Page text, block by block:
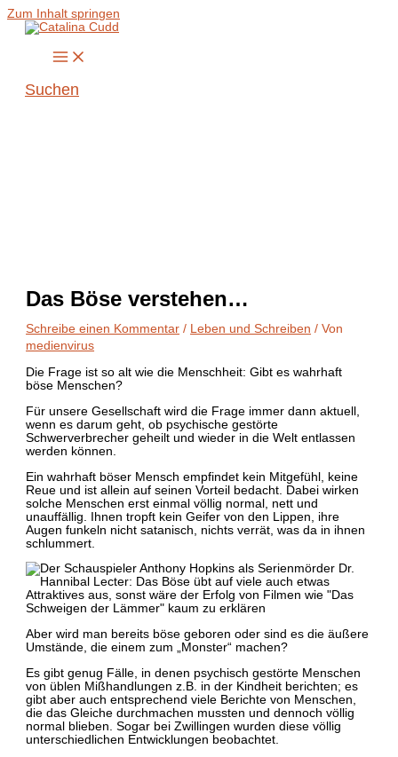
Zum Inhalt springen
Suchen
Das Böse verstehen…
Schreibe einen Kommentar / Leben und Schreiben / Von
medienvirus
Die Frage ist so alt wie die Menschheit: Gibt es wahrhaft
böse Menschen?
Für unsere Gesellschaft wird die Frage immer dann aktuell,
wenn es darum geht, ob psychische gestörte
Schwerverbrecher geheilt und wieder in die Welt entlassen
werden können.
Ein wahrhaft böser Mensch empfindet kein Mitgefühl, keine
Reue und ist allein auf seinen Vorteil bedacht. Dabei wirken
solche Menschen erst einmal völlig normal, nett und
unauffällig. Ihnen tropft kein Geifer von den Lippen, ihre
Augen funkeln nicht satanisch, nichts verrät, was da in ihnen
schlummert.
Aber wird man bereits böse geboren oder sind es die äußere
Umstände, die einem zum „Monster“ machen?
Es gibt genug Fälle, in denen psychisch gestörte Menschen
von üblen Mißhandlungen z.B. in der Kindheit berichten; es
gibt aber auch entsprechend viele Berichte von Menschen,
die das Gleiche durchmachen mussten und dennoch völlig
normal blieben. Sogar bei Zwillingen wurden diese völlig
unterschiedlichen Entwicklungen beobachtet.